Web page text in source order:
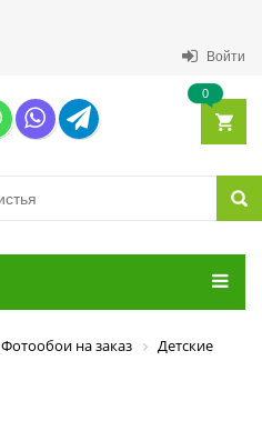
Войти
0
Фотообои на заказ
Детские